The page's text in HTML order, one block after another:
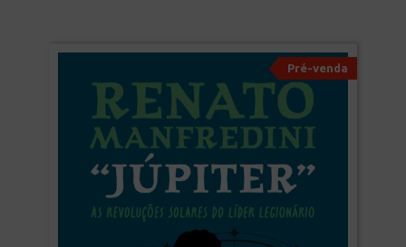
Pré-venda